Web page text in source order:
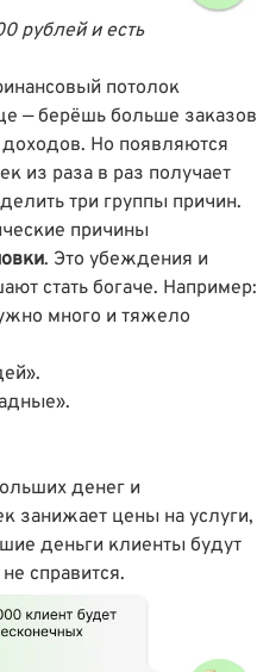
рублей и есть
потолок
— берёшь больше заказов
Но появляются
из раза в раз получает
три группы причин.
причины
. Это убеждения и
стать богаче. Например:
много и тяжело
денег и
занижает цены на услуги,
деньги клиенты будут
справится.